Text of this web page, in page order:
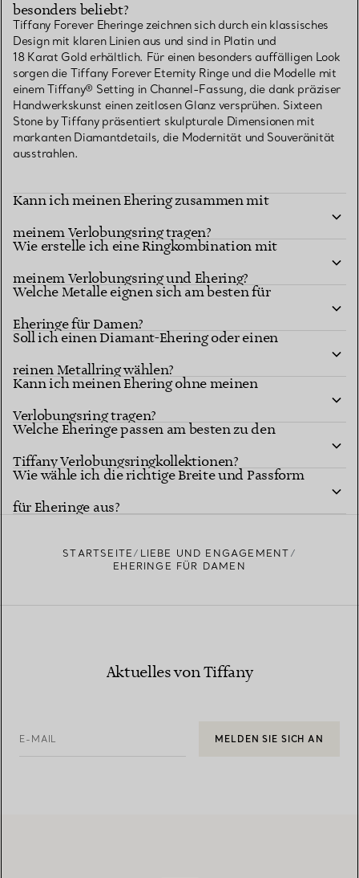
besonders beliebt?
Tiffany Forever Eheringe zeichnen sich durch ein klassisches
Design mit klaren Linien aus und sind in Platin und
18 Karat Gold erhältlich. Für einen besonders auffälligen Look
sorgen die Tiffany Forever Eternity Ringe und die Modelle mit
einem Tiffany® Setting in Channel-Fassung, die dank präziser
Handwerkskunst einen zeitlosen Glanz versprühen. Sixteen
Stone by Tiffany präsentiert skulpturale Dimensionen mit
markanten Diamantdetails, die Modernität und Souveränität
ausstrahlen.
Kann ich meinen Ehering zusammen mit
meinem Verlobungsring tragen?
Wie erstelle ich eine Ringkombination mit
meinem Verlobungsring und Ehering?
Welche Metalle eignen sich am besten für
Eheringe für Damen?
Soll ich einen Diamant-Ehering oder einen
reinen Metallring wählen?
Kann ich meinen Ehering ohne meinen
Verlobungsring tragen?
Welche Eheringe passen am besten zu den
Tiffany Verlobungsringkollektionen?
Wie wähle ich die richtige Breite und Passform
für Eheringe aus?
STARTSEITE
LIEBE UND ENGAGEMENT
EHERINGE FÜR DAMEN
Aktuelles von Tiffany
E-MAIL MELDEN SIE SICH AN